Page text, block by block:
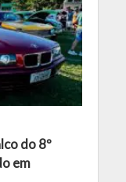
do 8º
em